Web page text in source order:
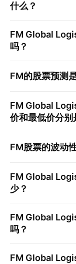
什么？
FM Global
吗？
FM的股票预测
FM Global
价和最低价分别
FM股票的波动
FM Global
少？
FM Global
吗？
FM Global